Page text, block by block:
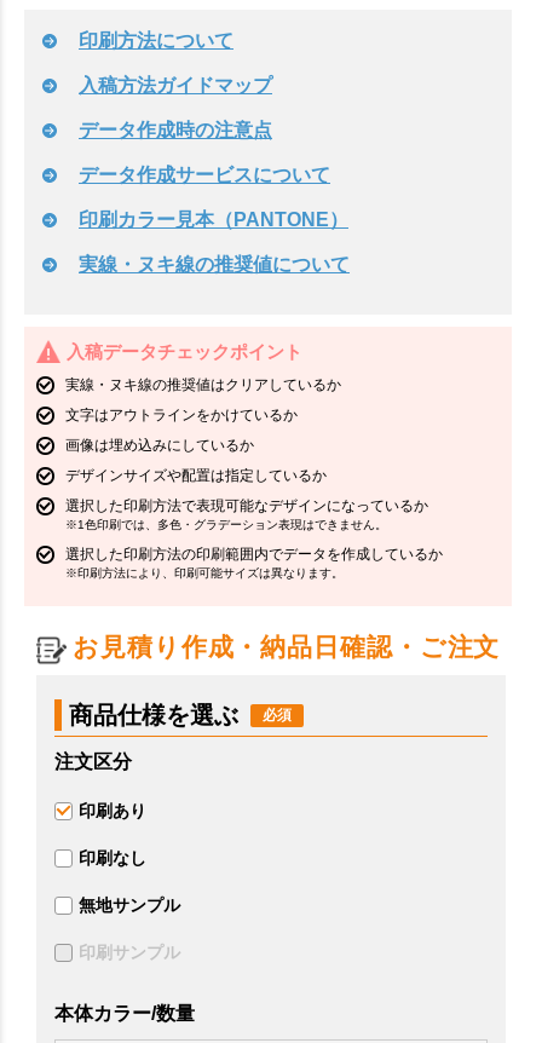
印刷方法について
入稿方法ガイドマップ
データ作成時の注意点
データ作成サービスについて
印刷カラー見本（PANTONE）
実線・ヌキ線の推奨値について
入稿データチェックポイント
実線・ヌキ線の推奨値はクリアしているか
文字はアウトラインをかけているか
画像は埋め込みにしているか
デザインサイズや配置は指定しているか
選択した印刷方法で表現可能なデザインになっているか
※1色印刷では、多色・グラデーション表現はできません。
選択した印刷方法の印刷範囲内でデータを作成しているか
※印刷方法により、印刷可能サイズは異なります。
お見積り作成・納品日確認・ご注文
商品仕様を選ぶ
注文区分
印刷あり
印刷なし
無地サンプル
印刷サンプル
本体カラー/数量